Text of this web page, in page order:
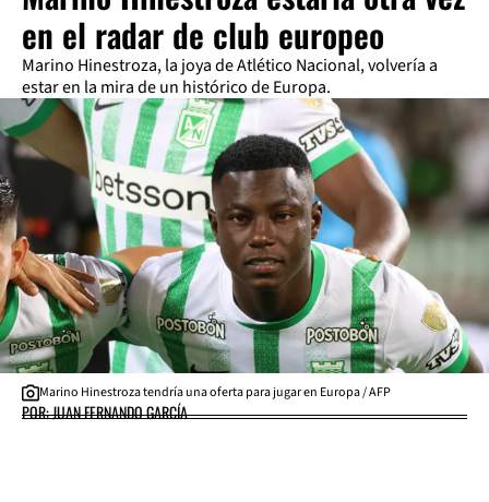
en el radar de club europeo
Marino Hinestroza, la joya de Atlético Nacional, volvería a
estar en la mira de un histórico de Europa.
Marino Hinestroza tendría una oferta para jugar en Europa / AFP
POR: JUAN FERNANDO GARCÍA